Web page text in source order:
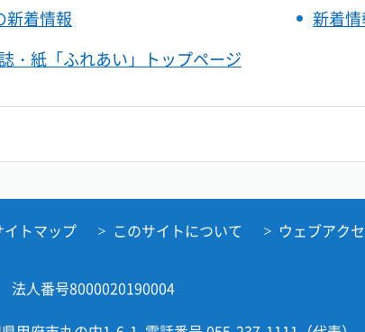
新着情報
新着
・紙「ふれあい」トップページ
イトマップ このサイトについて ウェブアク
法人番号8000020190004